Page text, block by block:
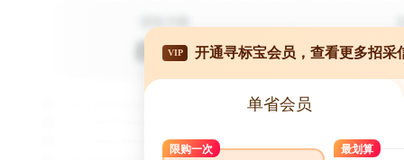
VIP 开通寻标宝会员，查看更多招采
单省会员
限购一次 最划算